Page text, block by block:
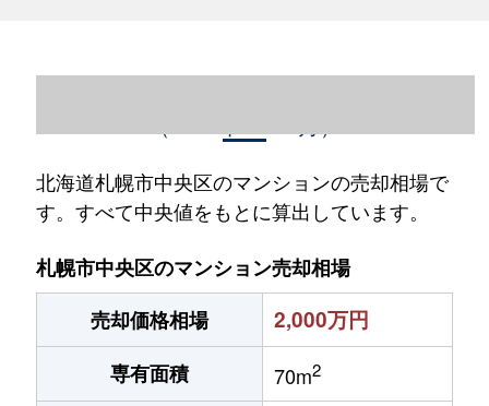
北海道札幌市中央区のマンションの売却相場で
す。すべて中央値をもとに算出しています。
札幌市中央区のマンション売却相場
売却価格相場
2,000万円
専有面積 70m2